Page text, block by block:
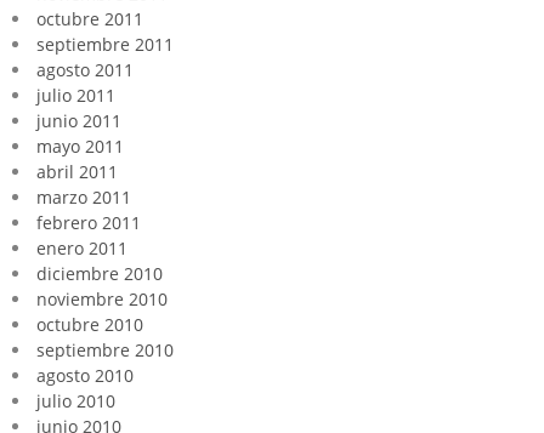
octubre 2011
septiembre 2011
agosto 2011
julio 2011
junio 2011
mayo 2011
abril 2011
marzo 2011
febrero 2011
enero 2011
diciembre 2010
noviembre 2010
octubre 2010
septiembre 2010
agosto 2010
julio 2010
junio 2010